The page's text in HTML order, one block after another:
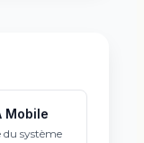
Mobile
du système